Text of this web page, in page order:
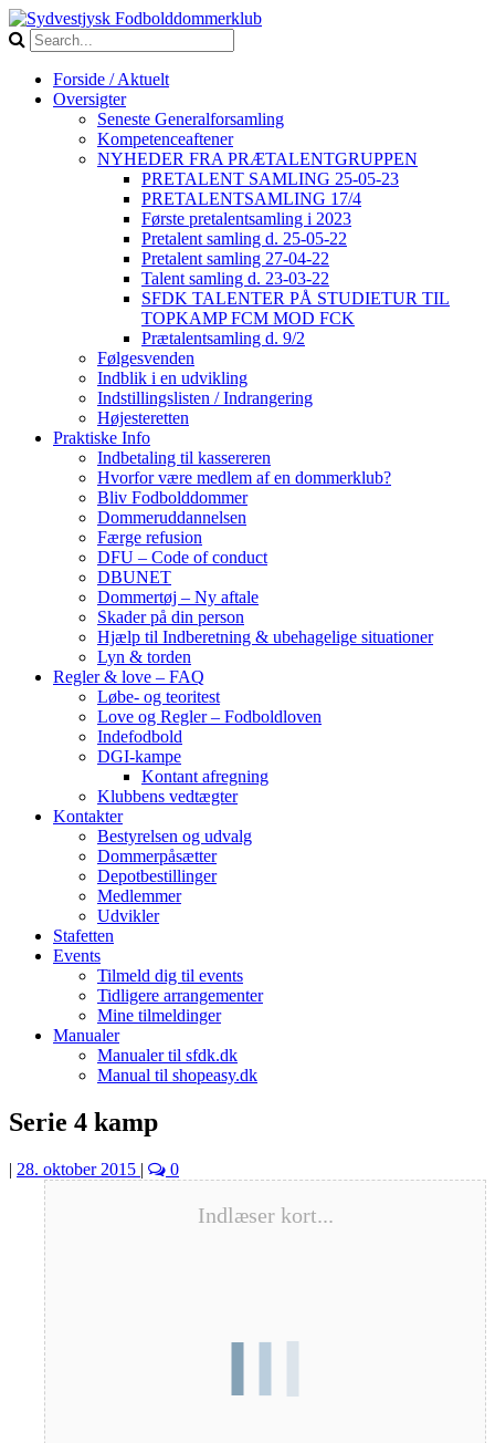
Forside / Aktuelt
Oversigter
Seneste Generalforsamling
Kompetenceaftener
NYHEDER FRA PRÆTALENTGRUPPEN
PRETALENT SAMLING 25-05-23
PRETALENTSAMLING 17/4
Første pretalentsamling i 2023
Pretalent samling d. 25-05-22
Pretalent samling 27-04-22
Talent samling d. 23-03-22
SFDK TALENTER PÅ STUDIETUR TIL
TOPKAMP FCM MOD FCK
Prætalentsamling d. 9/2
Følgesvenden
Indblik i en udvikling
Indstillingslisten / Indrangering
Højesteretten
Praktiske Info
Indbetaling til kassereren
Hvorfor være medlem af en dommerklub?
Bliv Fodbolddommer
Dommeruddannelsen
Færge refusion
DFU – Code of conduct
DBUNET
Dommertøj – Ny aftale
Skader på din person
Hjælp til Indberetning & ubehagelige situationer
Lyn & torden
Regler & love – FAQ
Løbe- og teoritest
Love og Regler – Fodboldloven
Indefodbold
DGI-kampe
Kontant afregning
Klubbens vedtægter
Kontakter
Bestyrelsen og udvalg
Dommerpåsætter
Depotbestillinger
Medlemmer
Udvikler
Stafetten
Events
Tilmeld dig til events
Tidligere arrangementer
Mine tilmeldinger
Manualer
Manualer til sfdk.dk
Manual til shopeasy.dk
Serie 4 kamp
| 28. oktober 2015 | 0
Indlæser kort...